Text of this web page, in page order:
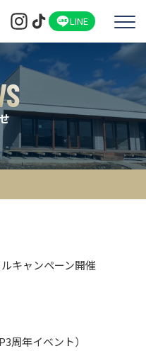
LINE
キャンペーン開催
周年イベント）